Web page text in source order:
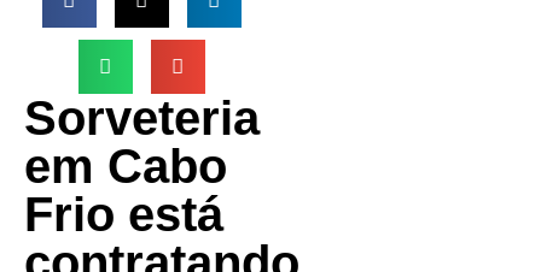
Sorveteria
em Cabo
Frio está